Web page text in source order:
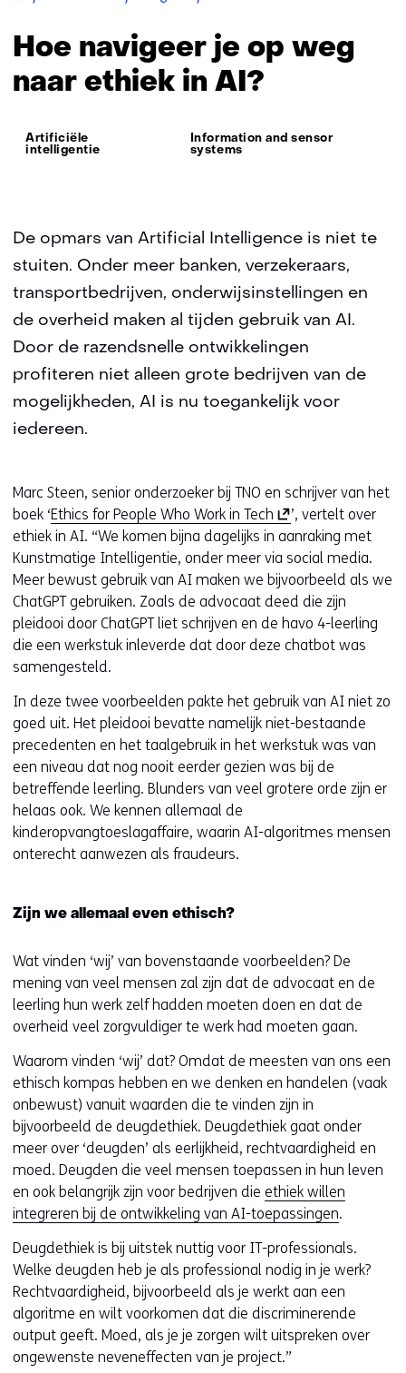
weg
naar
AI?
Hoe navigeer je op weg
naar ethiek in AI?
Thema:
Artificiële
intelligentie
Information and sensor
systems
De opmars van Artificial Intelligence is niet te
stuiten. Onder meer banken, verzekeraars,
transportbedrijven, onderwijsinstellingen en
de overheid maken al tijden gebruik van AI.
Door de razendsnelle ontwikkelingen
profiteren niet alleen grote bedrijven van de
mogelijkheden, AI is nu toegankelijk voor
iedereen.
Marc Steen, senior onderzoeker bij TNO en schrijver van het
boek ‘Ethics for People Who Work in Tech (
o
p
e
n
t
i
i
e
u
w
v
n
(
v
e
r
w
i
j
s
t
n
a
a
e
e
n
a
n
d
’, vertelt over
ethiek in AI. “We komen bijna dagelijks in aanraking met
Kunstmatige Intelligentie, onder meer via social media.
Meer bewust gebruik van AI maken we bijvoorbeeld als we
ChatGPT gebruiken. Zoals de advocaat deed die zijn
pleidooi door ChatGPT liet schrijven en de havo 4-leerling
die een werkstuk inleverde dat door deze chatbot was
samengesteld.
In deze twee voorbeelden pakte het gebruik van AI niet zo
goed uit. Het pleidooi bevatte namelijk niet-bestaande
precedenten en het taalgebruik in het werkstuk was van
een niveau dat nog nooit eerder gezien was bij de
betreffende leerling. Blunders van veel grotere orde zijn er
helaas ook. We kennen allemaal de
kinderopvangtoeslagaffaire, waarin AI-algoritmes mensen
onterecht aanwezen als fraudeurs.
Zijn we allemaal even ethisch?
Wat vinden ‘wij’ van bovenstaande voorbeelden? De
mening van veel mensen zal zijn dat de advocaat en de
leerling hun werk zelf hadden moeten doen en dat de
overheid veel zorgvuldiger te werk had moeten gaan.
Waarom vinden ‘wij’ dat? Omdat de meesten van ons een
ethisch kompas hebben en we denken en handelen (vaak
onbewust) vanuit waarden die te vinden zijn in
bijvoorbeeld de deugdethiek. Deugdethiek gaat onder
meer over ‘deugden’ als eerlijkheid, rechtvaardigheid en
moed. Deugden die veel mensen toepassen in hun leven
en ook belangrijk zijn voor bedrijven die ethiek willen
integreren bij de ontwikkeling van AI-toepassingen.
Deugdethiek is bij uitstek nuttig voor IT-professionals.
Welke deugden heb je als professional nodig in je werk?
Rechtvaardigheid, bijvoorbeeld als je werkt aan een
algoritme en wilt voorkomen dat die discriminerende
output geeft. Moed, als je je zorgen wilt uitspreken over
ongewenste neveneffecten van je project.”